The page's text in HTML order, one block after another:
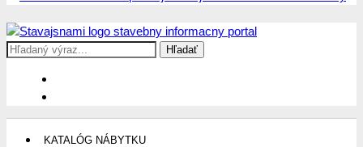
Stavajsnami.sk
Stavebníctvo, stavby, byty, domy a všetko o nich
Search
KATALÓG NÁBYTKU